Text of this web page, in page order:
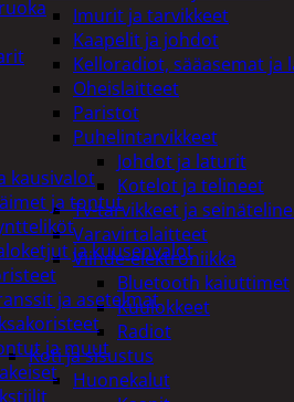
Imurit ja tarvikkeet
Kaapelit ja johdot
Kelloradiot, sääasemat
Oheislaitteet
Paristot
Puhelintarvikkeet
Johdot ja laturit
Kotelot ja telineet
Tv-tarvikkeet ja
Varavirtalaitteet
Viihde-elektroniikka
Bluetooth kaiuttimet
Kuulokkeet
Radiot
Koti ja sisustus
Huonekalut
kausivalot
ja tontut
ja kuusenvalot
ja asetelmat
ja muut